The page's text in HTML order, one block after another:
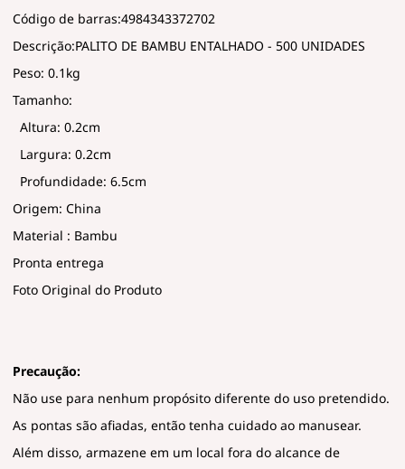
Código de barras:4984343372702
Descrição:PALITO DE BAMBU ENTALHADO - 500 UNIDADES
Peso: 0.1kg
Tamanho:
Altura: 0.2cm
Largura: 0.2cm
Profundidade: 6.5cm
Origem: China
Material : Bambu
Pronta entrega
Foto Original do Produto
Precaução:
Não use para nenhum propósito diferente do uso pretendido.
As pontas são afiadas, então tenha cuidado ao manusear.
Além disso, armazene em um local fora do alcance de